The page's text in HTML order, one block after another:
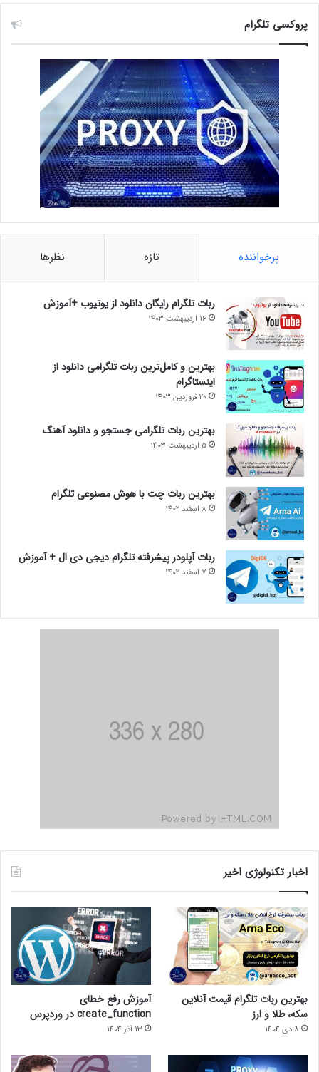
پروکسی تلگرام
پرخواننده تازه نظرها
ربات تلگرام رایگان دانلود از یوتیوب +آموزش
16 اردیبهشت 1403
بهترین و کامل‌ترین ربات تلگرامی دانلود از
اینستاگرام
20 فروردین 1403
بهترین ربات تلگرامی جستجو و دانلود آهنگ
5 اردیبهشت 1403
بهترین ربات چت با هوش مصنوعی تلگرام
8 اسفند 1402
ربات آپلودر پیشرفته تلگرام دیجی دی ال + آموزش
7 اسفند 1402
اخبار تکنولوژی اخیر
بهترین ربات تلگرام قیمت آنلاین
سکه، طلا و ارز
8 دی 1404
آموزش رفع خطای
create_function در وردپرس
13 آذر 1404